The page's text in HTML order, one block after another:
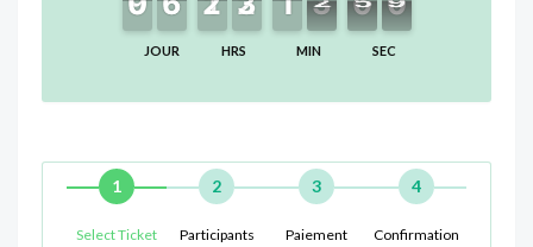
JOUR HRS MIN SEC
1
Select Ticket
2
Participants
3
Paiement
4
Confirmation